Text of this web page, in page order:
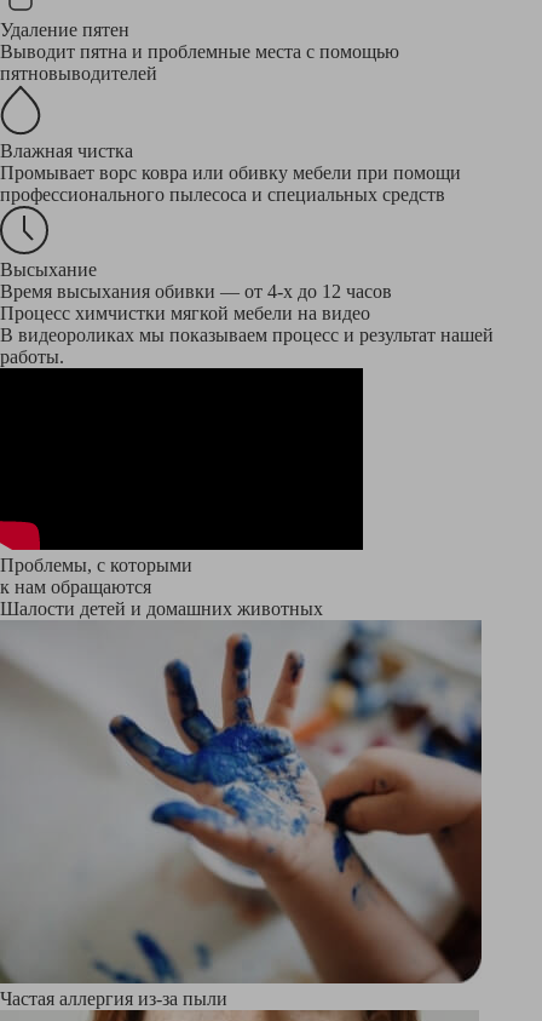
Удаление пятен
Выводит пятна и проблемные места с помощью
пятновыводителей
Влажная чистка
Промывает ворс ковра или обивку мебели при помощи
профессионального пылесоса и специальных средств
Высыхание
Время высыхания обивки — от 4-х до 12 часов
Процесс химчистки мягкой мебели на видео
В видеороликах мы показываем процесс и результат нашей
работы.
Проблемы, с которыми
к нам обращаются
Шалости детей и домашних животных
Частая аллергия из-за пыли